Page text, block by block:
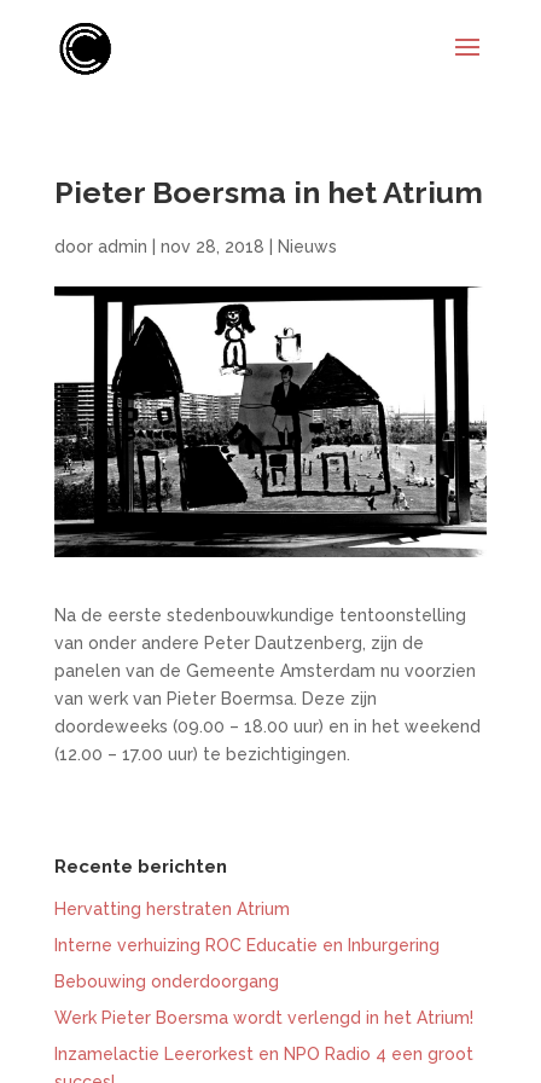
Pieter Boersma in het Atrium
door admin nov 28, 2018 Nieuws
Na de eerste stedenbouwkundige tentoonstelling
van onder andere Peter Dautzenberg, zijn de
panelen van de Gemeente Amsterdam nu voorzien
van werk van Pieter Boermsa. Deze zijn
doordeweeks (09.00 – 18.00 uur) en in het weekend
(12.00 – 17.00 uur) te bezichtigingen.
Recente berichten
Hervatting herstraten Atrium
Interne verhuizing ROC Educatie en Inburgering
Bebouwing onderdoorgang
Werk Pieter Boersma wordt verlengd in het Atrium!
Inzamelactie Leerorkest en NPO Radio 4 een groot